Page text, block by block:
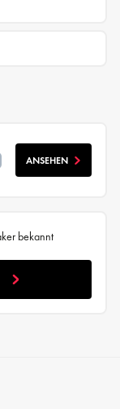
ANSEHEN
bekannt